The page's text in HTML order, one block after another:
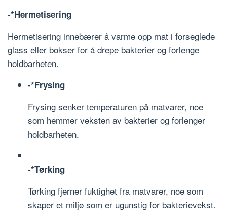
-*Hermetisering
Hermetisering innebærer å varme opp mat i forseglede
glass eller bokser for å drepe bakterier og forlenge
holdbarheten.
-*Frysing
Frysing senker temperaturen på matvarer, noe
som hemmer veksten av bakterier og forlenger
holdbarheten.
-*Tørking
Tørking fjerner fuktighet fra matvarer, noe som
skaper et miljø som er ugunstig for bakterievekst.